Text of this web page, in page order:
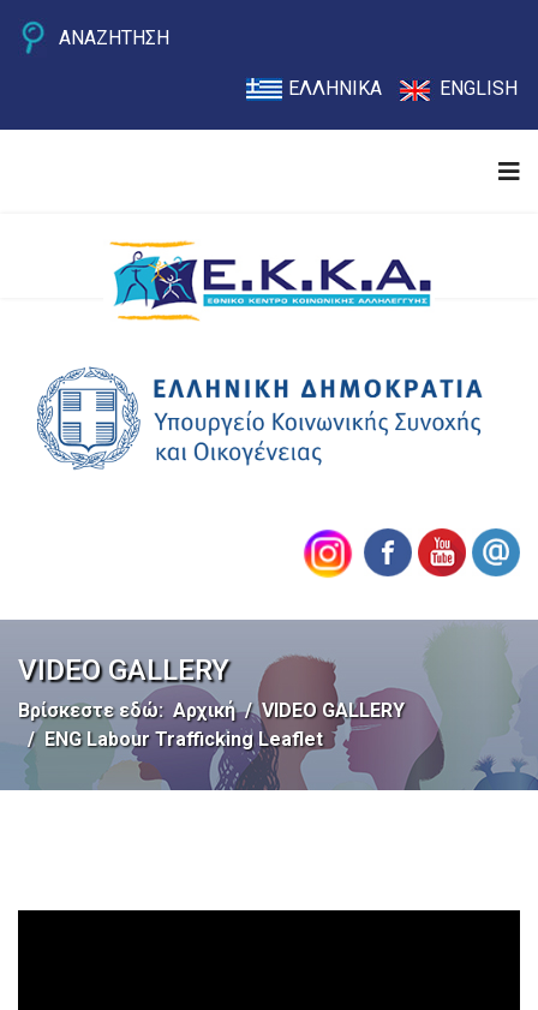
ΑΝΑΖΗΤΗΣΗ
ΕΛΛΗΝΙΚΑ ENGLISH
VIDEO GALLERY
Βρίσκεστε εδώ: Αρχική
VIDEO GALLERY
ENG Labour Trafficking Leaflet